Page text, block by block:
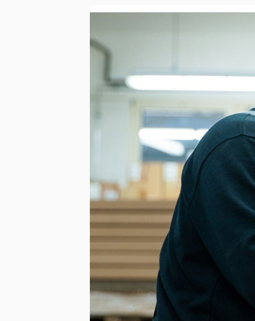
Sport-Thieme stand vor
naturbasierten
identifizieren, das
liefert.